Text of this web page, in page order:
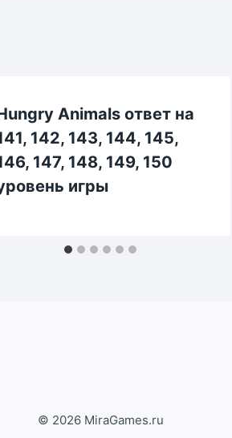
Animals ответ на
142, 143, 144, 145,
147, 148, 149, 150
игры
© 2026 MiraGames.ru